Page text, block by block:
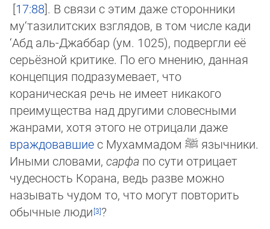
17:88 . В связи с этим даже сторонники
му‘тазилитских взглядов, в том числе кади
‘Абд аль-Джаббар (ум. 1025), подвергли её
серьёзной критике. По его мнению, данная
концепция подразумевает, что
кораническая речь не имеет никакого
преимущества над другими словесными
жанрами, хотя этого не отрицали даже
враждовавшие с Мухаммадом ﷺ язычники.
Иными словами, сарфа по сути отрицает
чудесность Корана, ведь разве можно
называть чу­дом то, что могут повторить
обычные люди
?